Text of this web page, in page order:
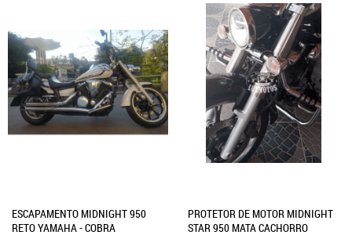
ESCAPAMENTO MIDNIGHT 950
RETO YAMAHA - COBRA
PROTETOR DE MOTOR MIDNIGHT
STAR 950 MATA CACHORRO